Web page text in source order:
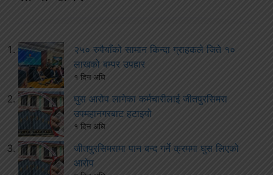
२५० रुपैयाँको सामान किन्दा ग्राहकले जिते १०
लाखको बम्पर उपहार
१ दिन अघि
घुस आरोप लागेका कर्मचारीलाई जीतपुरसिमरा
उपमहानगरबाट हटाइयो
१ दिन अघि
जीतपुरसिमरामा पान बन्द गर्ने क्रममा घुस लिएको
आरोप